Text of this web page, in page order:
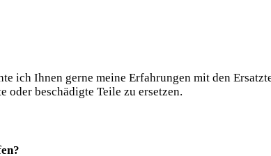
ich Ihnen gerne meine Erfahrungen mit den
beschädigte Teile zu ersetzen.